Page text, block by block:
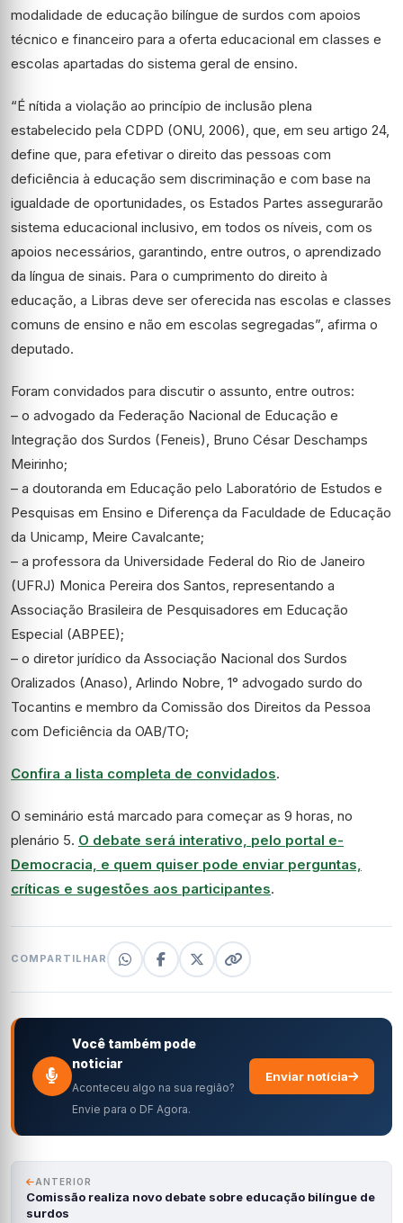
modalidade de educação bilíngue de surdos com apoios
técnico e financeiro para a oferta educacional em classes e
escolas apartadas do sistema geral de ensino.
“É nítida a violação ao princípio de inclusão plena
estabelecido pela CDPD (ONU, 2006), que, em seu artigo 24,
define que, para efetivar o direito das pessoas com
deficiência à educação sem discriminação e com base na
igualdade de oportunidades, os Estados Partes assegurarão
sistema educacional inclusivo, em todos os níveis, com os
apoios necessários, garantindo, entre outros, o aprendizado
da língua de sinais. Para o cumprimento do direito à
educação, a Libras deve ser oferecida nas escolas e classes
comuns de ensino e não em escolas segregadas”, afirma o
deputado.
Foram convidados para discutir o assunto, entre outros:
– o advogado da Federação Nacional de Educação e
Integração dos Surdos (Feneis), Bruno César Deschamps
Meirinho;
– a doutoranda em Educação pelo Laboratório de Estudos e
Pesquisas em Ensino e Diferença da Faculdade de Educação
da Unicamp, Meire Cavalcante;
– a professora da Universidade Federal do Rio de Janeiro
(UFRJ) Monica Pereira dos Santos, representando a
Associação Brasileira de Pesquisadores em Educação
Especial (ABPEE);
– o diretor jurídico da Associação Nacional dos Surdos
Oralizados (Anaso), Arlindo Nobre, 1° advogado surdo do
Tocantins e membro da Comissão dos Direitos da Pessoa
com Deficiência da OAB/TO;
Confira a lista completa de convidados.
O seminário está marcado para começar as 9 horas, no
plenário 5. O debate será interativo, pelo portal e-
Democracia, e quem quiser pode enviar perguntas,
críticas e sugestões aos participantes.
COMPARTILHAR
Você também pode
noticiar
Aconteceu algo na sua região?
Envie para o DF Agora.
Enviar notícia
ANTERIOR
Comissão realiza novo debate sobre educação bilíngue de
surdos